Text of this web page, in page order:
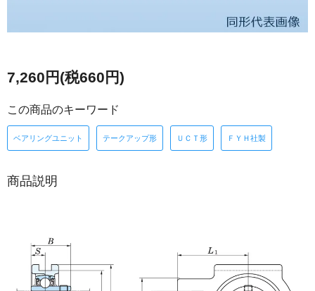
7,260円(税660円)
この商品のキーワード
ベアリングユニット テークアップ形 ＵＣＴ形 ＦＹＨ社製
商品説明